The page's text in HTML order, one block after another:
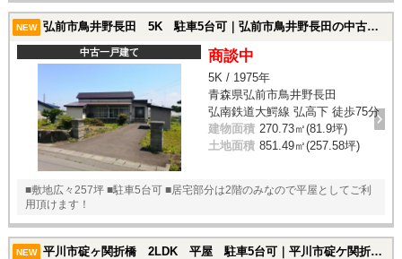
NEW 弘前市鳥井野長田 5K 駐車5台可｜弘前市鳥井野長田の中古一戸建て
中古一戸建て 商談中
5K / 1975年
青森県弘前市鳥井野長田
弘南鉄道大鰐線 弘高下 徒歩75分
建物面積 270.73㎡(81.9坪)
土地面積 851.49㎡(257.58坪)
■敷地広々257坪 ■駐車5台可 ■居宅部分は2階のみなので平屋としてご利
用頂けます！
NEW 平川市碇ヶ関折橋 2LDK 平屋 駐車5台可｜平川市碇ケ関折橋の中古一戸建て